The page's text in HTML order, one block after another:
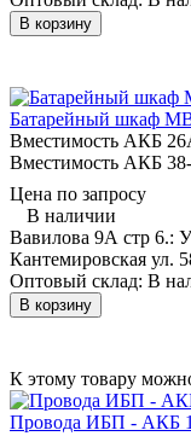
В корзину
Батарейный шкаф
Вместимость АКБ
Вместимость АКБ
Цена по запросу
В наличии
Вавилова 9А стр 6.:
Кантемировская ул.
Оптовый склад: В
В корзину
К этому товару
Провода ИБП - АКБ